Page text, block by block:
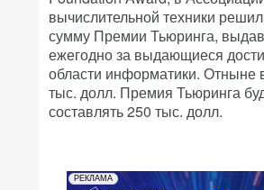
вычислительной техники
сумму Премии Тьюринга,
ежегодно за выдающиеся
области информатики. Отныне
тыс. долл. Премия Тьюринга
составлять 250 тыс. долл.
РЕКЛАМА